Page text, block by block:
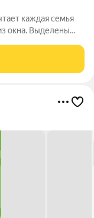
каждая семья
окна. Выделены
найдётся место,